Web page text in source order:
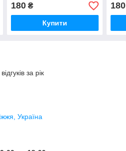
180₴
Купити
180
за рік
Україна